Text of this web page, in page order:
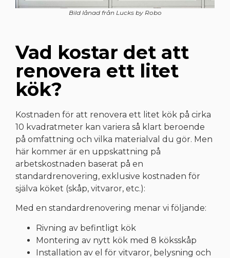
Bild lånad från Lucks by Robo
Vad kostar det att
renovera ett litet
kök?
Kostnaden för att renovera ett litet kök på cirka
10 kvadratmeter kan variera så klart beroende
på omfattning och vilka materialval du gör. Men
här kommer är en uppskattning på
arbetskostnaden baserat på en
standardrenovering, exklusive kostnaden för
själva köket (skåp, vitvaror, etc.):
Med en standardrenovering menar vi följande:
Rivning av befintligt kök
Montering av nytt kök med 8 köksskåp
Installation av el för vitvaror, belysning och